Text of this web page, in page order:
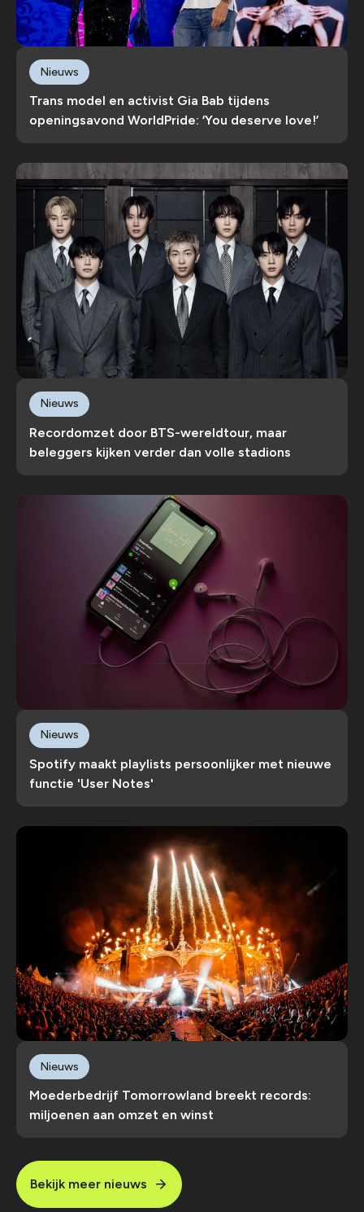
Trans model en activist Gia Bab tijdens
openingsavond WorldPride: ‘You deserve love!’
Nieuws
Recordomzet door BTS-wereldtour, maar
beleggers kijken verder dan volle stadions
Nieuws
Spotify maakt playlists persoonlijker met nieuwe
functie 'User Notes'
Nieuws
Moederbedrijf Tomorrowland breekt records:
miljoenen aan omzet en winst
Nieuws
Bekijk meer nieuws